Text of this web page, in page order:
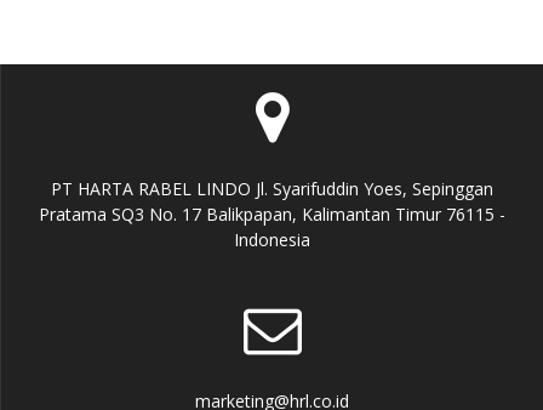
PT HARTA RABEL LINDO Jl. Syarifuddin Yoes, Sepinggan
Pratama SQ3 No. 17 Balikpapan, Kalimantan Timur 76115 -
Indonesia
marketing@hrl.co.id